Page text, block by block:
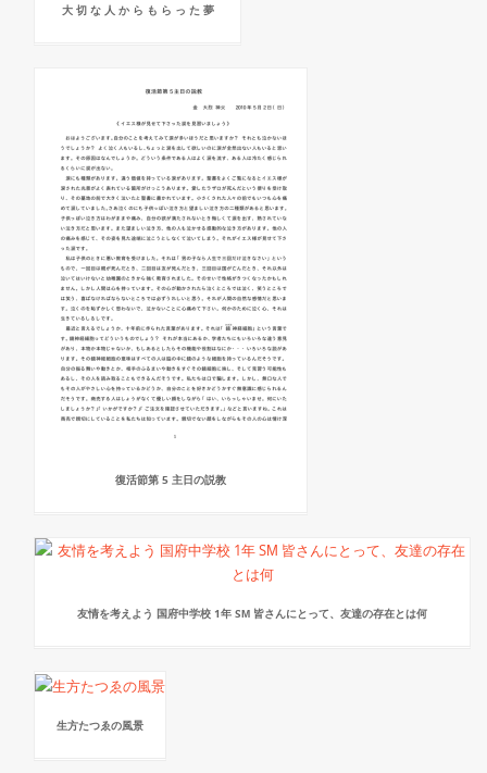
大 切 な 人 か ら も ら っ た 夢
復活節第 5 主日の説教
友情を考えよう 国府中学校 1年 SМ 皆さんにとって、友達の存在とは何
生方たつゑの風景